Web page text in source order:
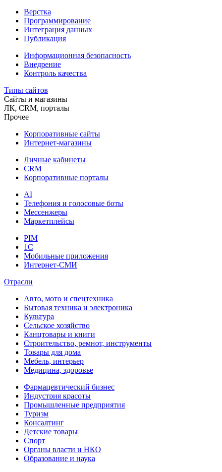
Верстка
Программирование
Интеграция данных
Публикация
Информационная безопасность
Внедрение
Контроль качества
Типы сайтов
Сайты и магазины
ЛК, CRM, порталы
Прочее
Корпоративные сайты
Интернет-магазины
Личные кабинеты
CRM
Корпоративные порталы
AI
Телефония и голосовые боты
Мессенжеры
Маркетплейсы
PIM
1C
Мобильные приложения
Интернет-СМИ
Отрасли
Авто, мото и спецтехника
Бытовая техника и электроника
Культура
Сельское хозяйство
Канцтовары и книги
Строительство, ремнот, инструменты
Товары для дома
Мебель, интерьер
Медицина, здоровье
Фармацевтический бизнес
Индустрия красоты
Промышленные предприятия
Туризм
Консалтинг
Детские товары
Спорт
Органы власти и НКО
Образование и наука